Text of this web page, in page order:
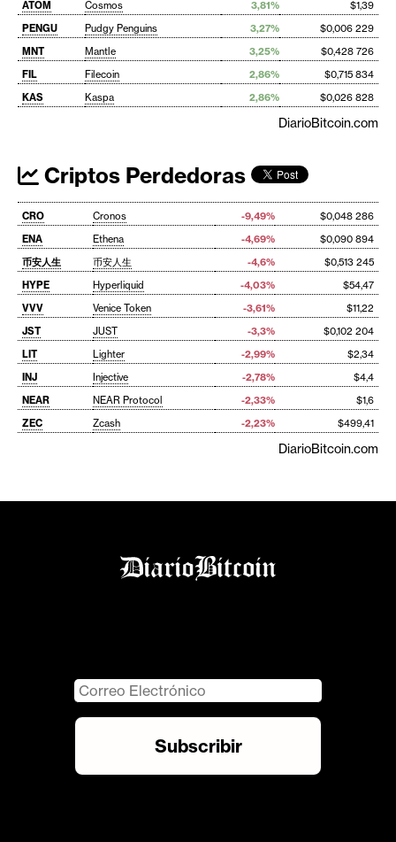
ATOM Cosmos 3,81%
$1,39
PENGU
Pudgy Penguins 3,27%
$0,006 229
MNT
Mantle 3,25%
$0,428 726
FIL
Filecoin 2,86%
$0,715 834
KAS
Kaspa 2,86% $0,026 828
DiarioBitcoin.com
Criptos Perdedoras
CRO Cronos -9,49%
$0,048 286
ENA
Ethena -4,69%
$0,090 894
币安人生
币安人生 -4,6%
$0,513 245
HYPE
Hyperliquid -4,03%
$54,47
VVV
Venice Token -3,61%
$11,22
JST
JUST -3,3%
$0,102 204
LIT
Lighter -2,99%
$2,34
INJ
Injective -2,78%
$4,4
NEAR
NEAR Protocol -2,33%
$1,6
ZEC
Zcash -2,23% $499,41
DiarioBitcoin.com